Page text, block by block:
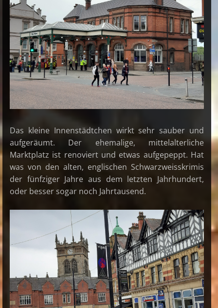
Das kleine Innenstädtchen wirkt sehr sauber und
aufgeräumt. Der ehemalige, mittelalterliche
Marktplatz ist renoviert und etwas aufgepeppt. Hat
was von den alten, englischen Schwarzweisskrimis
der fünfziger Jahre aus dem letzten Jahrhundert,
oder besser sogar noch Jahrtausend.